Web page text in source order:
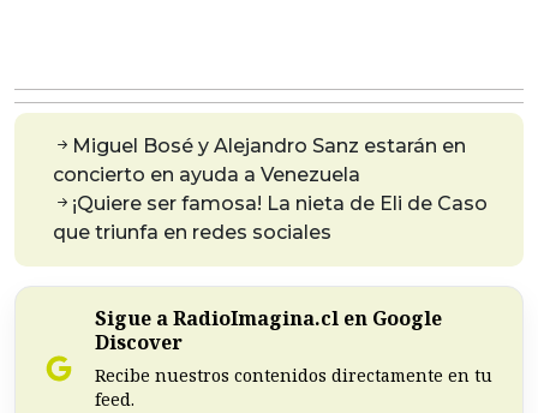
Miguel Bosé y Alejandro Sanz estarán en
concierto en ayuda a Venezuela
¡Quiere ser famosa! La nieta de Eli de Caso
que triunfa en redes sociales
Sigue a RadioImagina.cl en Google
Discover
Recibe nuestros contenidos directamente en tu
feed.